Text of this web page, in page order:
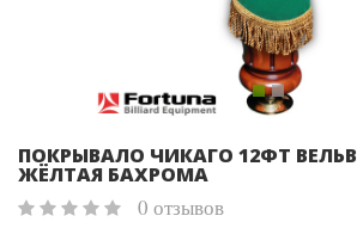
ПОКРЫВАЛО ЧИКАГО 12ФТ
ЖЁЛТАЯ БАХРОМА
0 отзывов